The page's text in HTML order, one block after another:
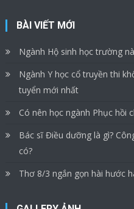
BÀI VIẾT MỚI
Ngành Hộ sinh học trường
Ngành Y học cổ truyền thi
tuyển mới nhất
Có nên học ngành Phục hồi
Bác sĩ Điều dưỡng là gì?
có?
Thơ 8/3 ngắn gọn hài hước